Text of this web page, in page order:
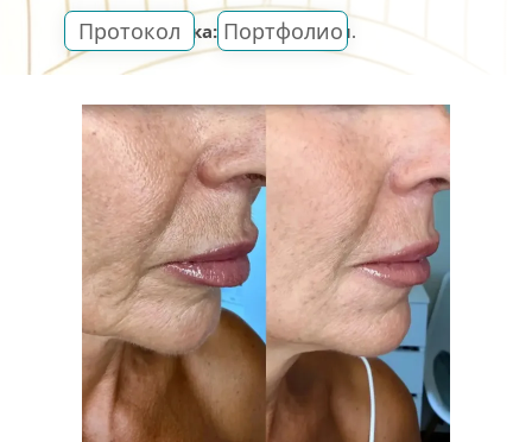
Форма выпуска: 1 флакон, 6 мл.
Протокол Портфолио